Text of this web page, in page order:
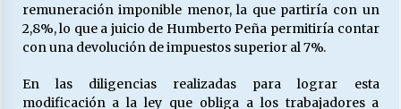
remuneración imponible menor, la que partiría con un
2,8%, lo que a juicio de Humberto Peña permitiría contar
con una devolución de impuestos superior al 7%.
En las diligencias realizadas para lograr esta
modificación a la ley que obliga a los trabajadores a